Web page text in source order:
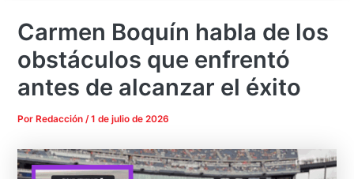
Carmen Boquín habla de los
obstáculos que enfrentó
antes de alcanzar el éxito
Por Redacción/1 de julio de 2026